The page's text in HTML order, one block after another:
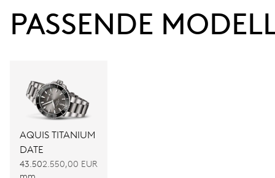
PASSENDE
AQUIS TITANIUM
DATE
43.502.550,00 EUR